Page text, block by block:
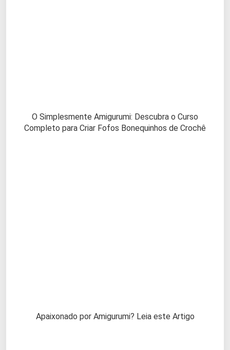
O Simplesmente Amigurumi: Descubra o Curso
Completo para Criar Fofos Bonequinhos de Crochê
Apaixonado por Amigurumi? Leia este Artigo